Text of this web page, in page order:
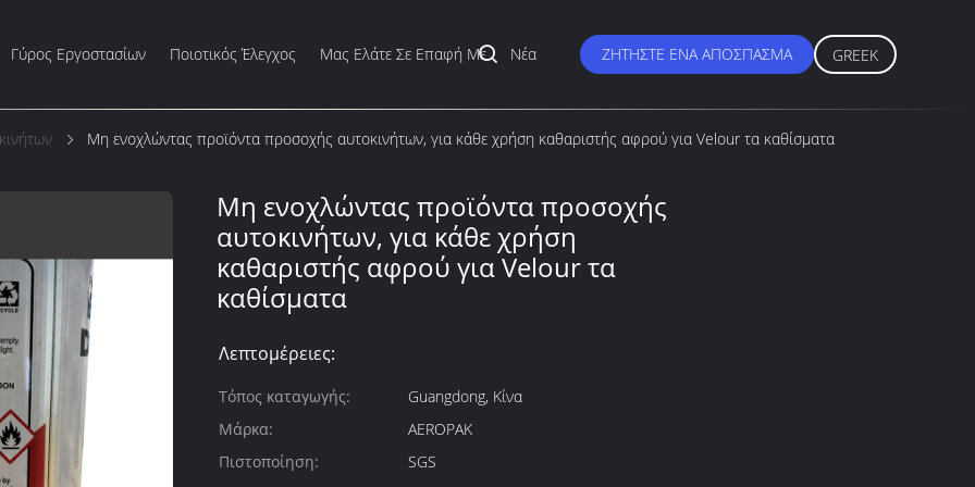
Γύρος Εργοστασίων Ποιοτικός Έλεγχος Μας Ελάτε Σε Επαφή Με Νέα ΖΗΤΉΣΤΕ ΈΝΑ ΑΠΌΣΠΑΣΜΑ GREEK
Μη ενοχλώντας προϊόντα προσοχής αυτοκινήτων, για κάθε χρήση καθαριστής αφρού για Velour τα καθίσματα
Μη ενοχλώντας προϊόντα προσοχής
αυτοκινήτων, για κάθε χρήση
καθαριστής αφρού για Velour τα
καθίσματα
Λεπτομέρειες:
Τόπος καταγωγής:
Guangdong, Κίνα
Μάρκα:
AEROPAK
Πιστοποίηση:
SGS